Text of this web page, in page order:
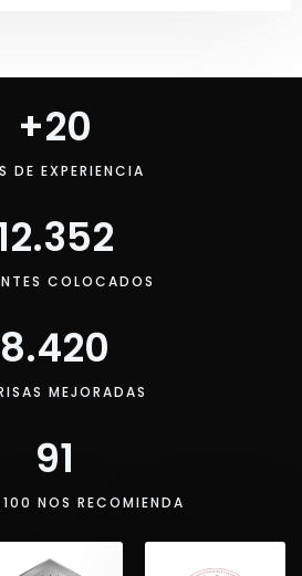
+20
DE EXPERIENCIA
COLOCADOS
8.420
MEJORADAS
91
NOS RECOMIENDA